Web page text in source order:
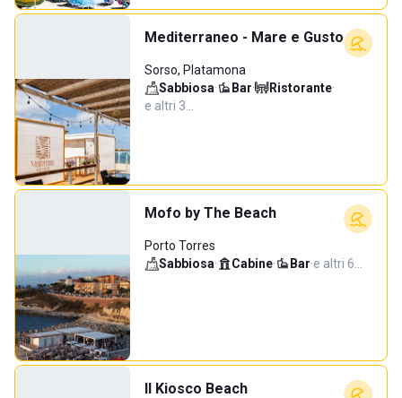
Mediterraneo - Mare e Gusto
Sorso, Platamona
Sabbiosa· Bar· Ristorante·
e altri 3…
Mofo by The Beach
Porto Torres
Sabbiosa· Cabine· Bar·e altri 6…
Il Kiosco Beach